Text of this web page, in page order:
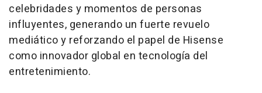
celebridades y momentos de personas
influyentes, generando un fuerte revuelo
mediático y reforzando el papel de Hisense
como innovador global en tecnología del
entretenimiento.